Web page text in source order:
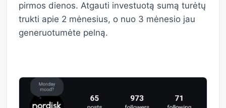
pirmos dienos. Atgauti investuotą sumą turėtų
trukti apie 2 mėnesius, o nuo 3 mėnesio jau
generuotumėte pelną.